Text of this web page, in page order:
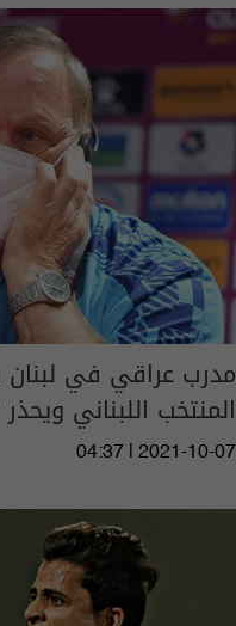
مدرب عراقي في
المنتخب اللبناني
04:37 | 2021-10-07